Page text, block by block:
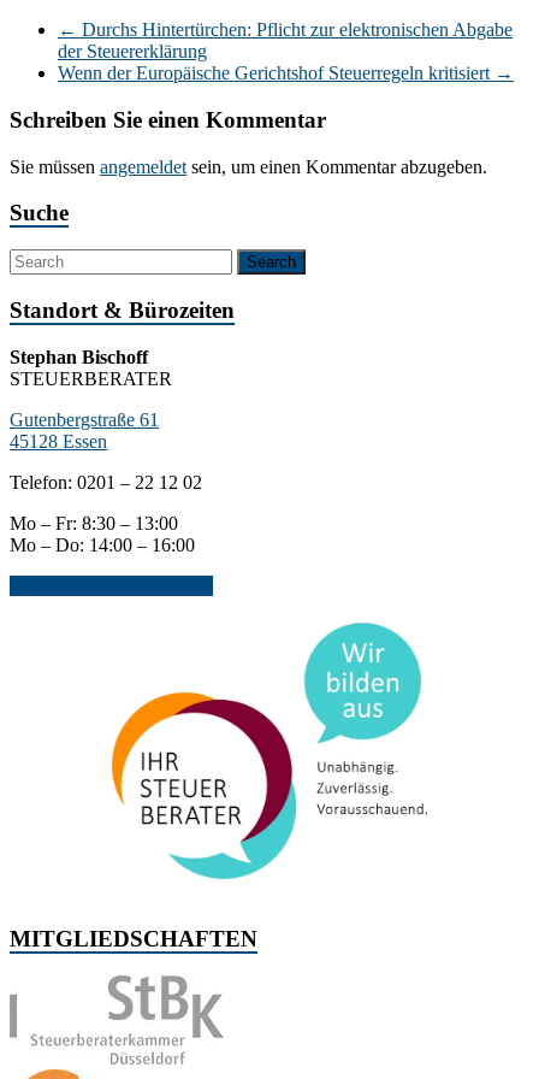
← Durchs Hintertürchen: Pflicht zur elektronischen Abgabe
der Steuererklärung
Wenn der Europäische Gerichtshof Steuerregeln kritisiert →
Schreiben Sie einen Kommentar
Sie müssen angemeldet sein, um einen Kommentar abzugeben.
Suche
Standort & Bürozeiten
Stephan Bischoff
STEUERBERATER
Gutenbergstraße 61
45128 Essen
Telefon: 0201 – 22 12 02
Mo – Fr: 8:30 – 13:00
Mo – Do: 14:00 – 16:00
MITGLIEDSCHAFTEN